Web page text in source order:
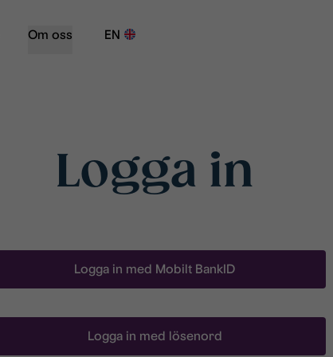
Om oss EN
Logga in
Logga in med Mobilt BankID
Logga in med lösenord